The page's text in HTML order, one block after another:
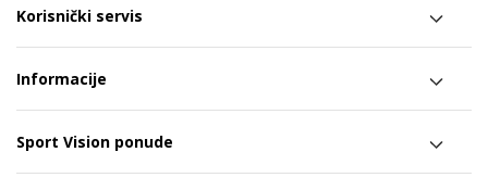
Korisnički servis
Informacije
Sport Vision ponude